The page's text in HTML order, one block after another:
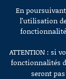
Aller au contenu
En
l’utilisation
ATTENTION : si
fonctionnalités
seront